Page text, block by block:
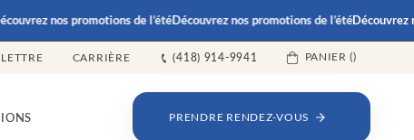
nos promotions de l’étéDécouvrez nos promotions de l’étéDécouvrez
CARRIÈRE (418) 914-9941 PANIER ()
PRENDRE RENDEZ-VOUS